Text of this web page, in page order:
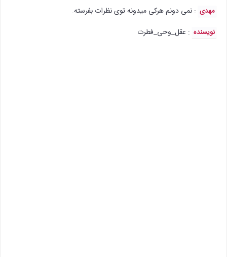
مهدی : نمی دونم هرکی میدونه توی نظرات بفرسته.
نویسنده : عقل_وحی_فطرت